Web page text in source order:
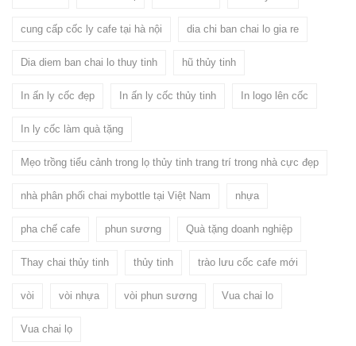
cung cấp cốc ly cafe tại hà nội dia chi ban chai lo gia re
Dia diem ban chai lo thuy tinh hũ thủy tinh
In ấn ly cốc đẹp In ấn ly cốc thủy tinh In logo lên cốc
In ly cốc làm quà tặng
Mẹo trồng tiểu cảnh trong lọ thủy tinh trang trí trong nhà cực đẹp
nhà phân phối chai mybottle tại Việt Nam nhựa
pha chế cafe phun sương Quà tặng doanh nghiệp
Thay chai thủy tinh thủy tinh trào lưu cốc cafe mới
vòi vòi nhựa vòi phun sương Vua chai lo
Vua chai lọ